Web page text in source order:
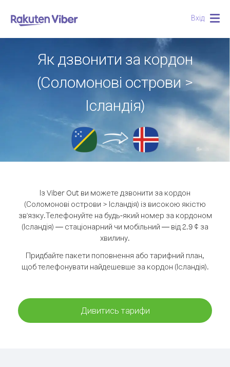
Вхід
Як дзвонити за кордон
(Соломонові острови >
Ісландія)
Із Viber Out ви можете дзвонити за кордон
(Соломонові острови > Ісландія) із високою якістю
зв'язку.Телефонуйте на будь-який номер за кордоном
(Ісландія) — стаціонарний чи мобільний — від 2.9 ¢ за
хвилину.
Придбайте пакети поповнення або тарифний план,
щоб телефонувати найдешевше за кордон (Ісландія).
Дивитись тарифи